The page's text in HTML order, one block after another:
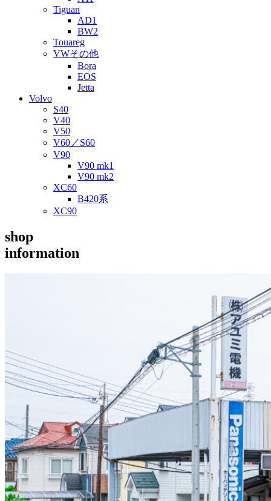
Tiguan
AD1
BW2
Touareg
VWその他
Bora
EOS
Jetta
Volvo
S40
V40
V50
V60／S60
V90
V90 mk1
V90 mk2
XC60
B420系
XC90
shop
information